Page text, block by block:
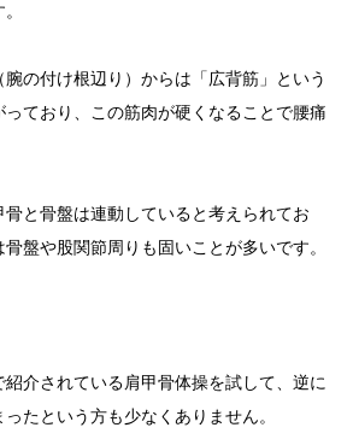
腕の付け根辺り）からは「広背筋」という
ており、この筋肉が硬くなることで腰痛
と骨盤は連動していると考えられてお
盤や股関節周りも固いことが多いです。
介されている肩甲骨体操を試して、逆に
たという方も少なくありません。